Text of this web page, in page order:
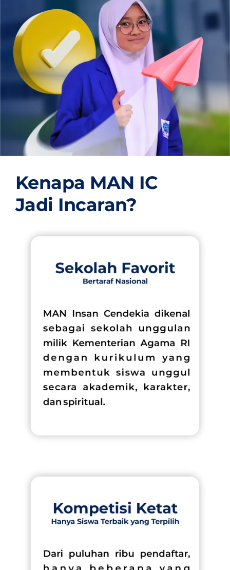
OUR PROGRAM
REGISTRATION
CONTACT US
Kenapa MAN IC
Jadi Incaran?